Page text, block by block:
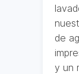
de
y un